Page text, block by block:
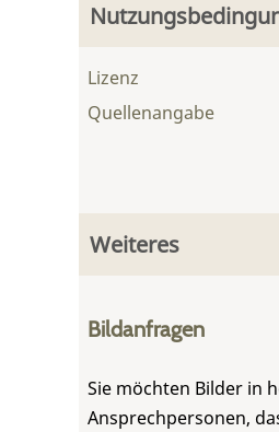
Lizenz
Quellenangabe
Weiteres
Bildanfragen
Sie möchten Bilder in
Ansprechpersonen,